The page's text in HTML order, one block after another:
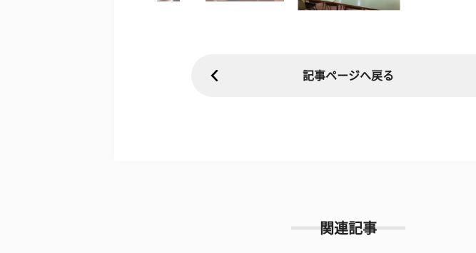
記事ページへ戻る
関連記事